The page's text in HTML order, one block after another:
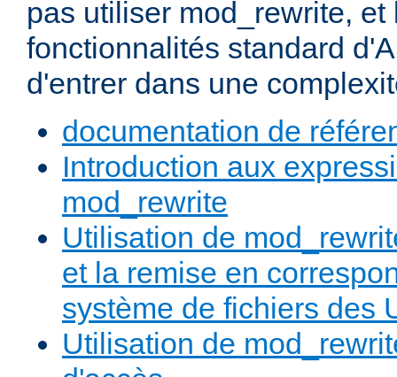
pas utiliser mod_rewrite,
fonctionnalités standard
d'entrer dans une
documentation de
Introduction aux
mod_rewrite
Utilisation de
et la remise en
système de fichiers des
Utilisation de